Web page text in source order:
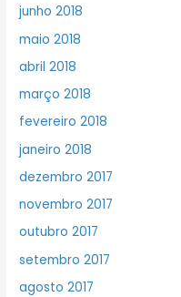
junho 2018
maio 2018
abril 2018
março 2018
fevereiro 2018
janeiro 2018
dezembro 2017
novembro 2017
outubro 2017
setembro 2017
agosto 2017